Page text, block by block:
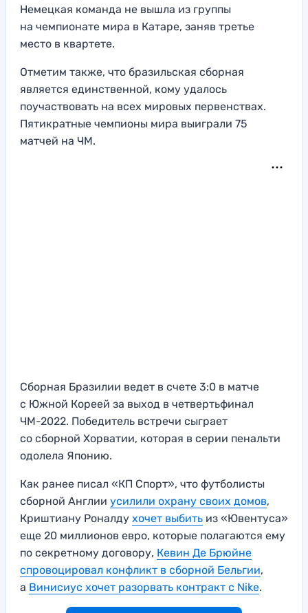
Немецкая команда не вышла из группы
на чемпионате мира в Катаре, заняв третье
место в квартете.
Отметим также, что бразильская сборная
является единственной, кому удалось
поучаствовать на всех мировых первенствах.
Пятикратные чемпионы мира выиграли 75
матчей на ЧМ.
Сборная Бразилии ведет в счете 3:0 в матче
с Южной Кореей за выход в четвертьфинал
ЧМ-2022. Победитель встречи сыграет
со сборной Хорватии, которая в серии пенальти
одолела Японию.
Как ранее писал «КП Спорт», что футболисты
сборной Англии усилили охрану своих домов,
Криштиану Роналду хочет выбить из «Ювентуса»
еще 20 миллионов евро, которые полагаются ему
по секретному договору, Кевин Де Брюйне
спровоцировал конфликт в сборной Бельгии,
а Винисиус хочет разорвать контракт с Nike.